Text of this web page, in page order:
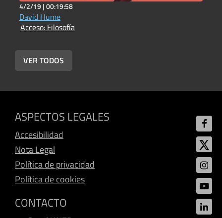
4/2/19 |00:19:58
David Hume
Acceso: Filosofía
VER TODOS
ASPECTOS LEGALES
Accesibilidad
Nota Legal
Política de privacidad
Política de cookies
CONTACTO